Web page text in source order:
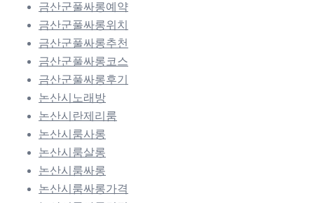
금산군풀싸롱예약
금산군풀싸롱위치
금산군풀싸롱추천
금산군풀싸롱코스
금산군풀싸롱후기
논산시노래방
논산시란제리룸
논산시룸사롱
논산시룸살롱
논산시룸싸롱
논산시룸싸롱가격